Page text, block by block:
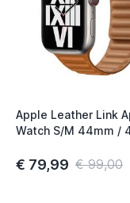
Apple Leather Link
Watch S/M 44mm /
€ 79,99 € 99,00